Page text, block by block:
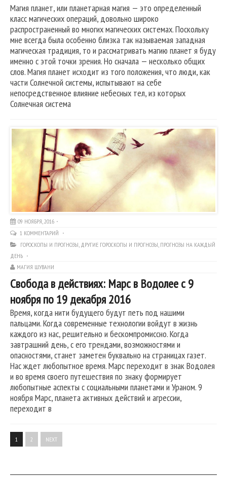
Магия планет, или планетарная магия — это определенный
класс магических операций, довольно широко
распространенный во многих магических системах. Поскольку
мне всегда была особенно близка так называемая западная
магическая традиция, то и рассматривать магию планет я буду
именно с этой точки зрения. Но сначала — несколько общих
слов. Магия планет исходит из того положения, что люди, как
части Солнечной системы, испытывают на себе
непосредственное влияние небесных тел, из которых
Солнечная система
09 НОЯБРЯ, 2016
1 КОММЕНТАРИЙ
ГОРОСКОПЫ И ПРОГНОЗЫ ДРУГИЕ ГОРОСКОПЫ И ПРОГНОЗЫ ПРОГНОЗЫ НА КАЖДЫЙ
ДЕНЬ
МАГИЯ ШУВАНИ
Свобода в действиях: Марс в Водолее с 9
ноября по 19 декабря 2016
Время, когда нити будущего будут петь под нашими
пальцами. Когда современные технологии войдут в жизнь
каждого из нас, решительно и бескомпромиссно. Когда
завтрашний день, с его трендами, возможностями и
опасностями, станет заметен буквально на страницах газет.
Нас ждет любопытное время. Марс переходит в знак Водолея
и во время своего путешествия по знаку формирует
любопытные аспекты с социальными планетами и Ураном. 9
ноября Марс, планета активных действий и агрессии,
переходит в
1 2 NEXT